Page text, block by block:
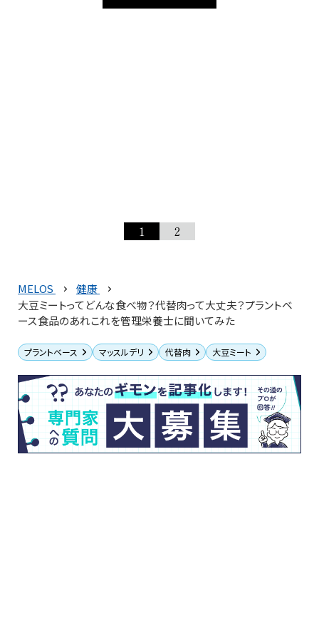
1 2
MELOS
健康
大豆ミートってどんな食べ物？代替肉って大丈夫？プラントベ
ース食品のあれこれを管理栄養士に聞いてみた
プラントベース マッスルデリ 代替肉 大豆ミート